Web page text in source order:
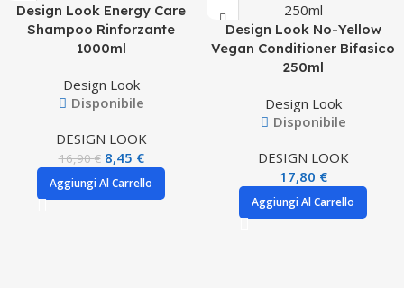
Design Look Energy Care
Shampoo Rinforzante
1000ml
Design Look
Disponibile
DESIGN LOOK
16,90€ 8,45 €
Aggiungi Al Carrello
Design Look No-Yellow
Vegan Conditioner Bifasico
250ml
Design Look
Disponibile
DESIGN LOOK
17,80 €
Aggiungi Al Carrello